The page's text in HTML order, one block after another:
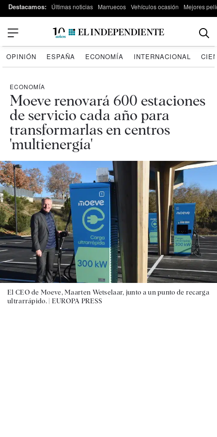
Destacamos: Últimas noticias Marruecos Vehículos ocasión Mejores
OPINIÓN ESPAÑA ECONOMÍA INTERNACIONAL
ECONOMÍA
Moeve renovará 600 estaciones
de servicio cada año para
transformarlas en centros
'multienergía'
El CEO de Moeve, Maarten Wetselaar, junto a un punto de recarga
ultrarrápido. | EUROPA PRESS